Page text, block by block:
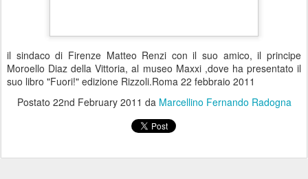
il sindaco di Firenze Matteo Renzi con il suo amico, il principe
Moroello Diaz della Vittoria, al museo Maxxi ,dove ha presentato il
suo libro "Fuori!" edizione Rizzoli.Roma 22 febbraio 2011
Postato 22nd February 2011 da Marcellino Fernando Radogna